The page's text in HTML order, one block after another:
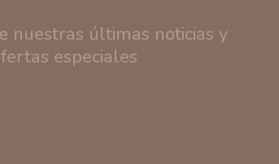
nuestras últimas noticias y
especiales